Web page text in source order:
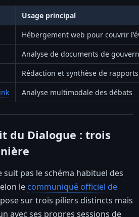
Usage principal
Hébergement web pour couvrir
Analyse de documents de
Rédaction et synthèse de rapports
Analyse multimodale des débats
du Dialogue : trois
suit pas le schéma habituel des
le communiqué officiel de
sur trois piliers distincts mais
avec ses propres sessions de